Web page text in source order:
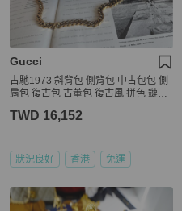
Gucci
古馳1973 斜背包 側背包 中古包包 側
肩包 復古包 古董包 復古風 拼色 鏈條
單肩包古董包 斜背包gucci 1973 chai
TWD 16,152
狀況良好 香港 免運